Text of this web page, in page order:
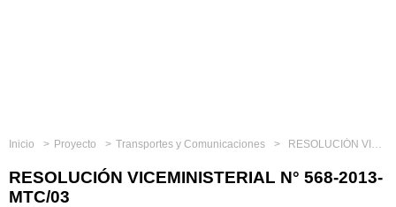
Inicio Proyecto Transportes y Comunicaciones RESOLUCIÓN VICEMINISTERIAL N° 568-2013-MTC/03
RESOLUCIÓN VICEMINISTERIAL N° 568-2013-
MTC/03